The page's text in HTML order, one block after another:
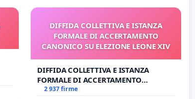
DIFFIDA COLLETTIVA E ISTANZA
FORMALE DI ACCERTAMENTO
CANONICO SU ELEZIONE LEONE XIV
DIFFIDA COLLETTIVA E ISTANZA
FORMALE DI ACCERTAMENTO
CANONICO SU ELEZIONE LEONE XIV
2 937 firme